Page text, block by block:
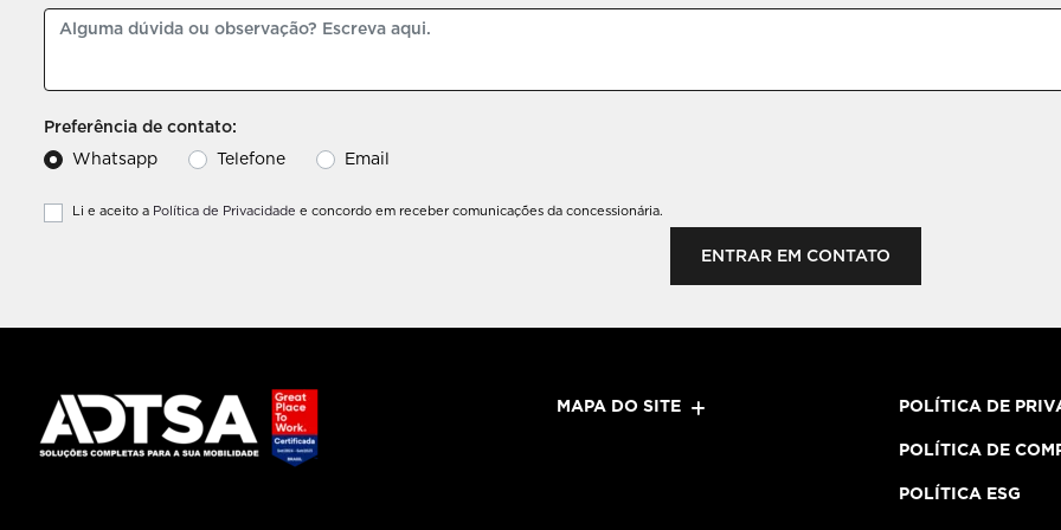
Preferência de contato:
Whatsapp
Telefone Email
Li e aceito a Política de Privacidade e concordo em receber comunicações da concessionária.
ENTRAR EM CONTATO
MAPA DO SITE POLÍTICA DE
POLÍTICA DE
POLÍTICA ESG